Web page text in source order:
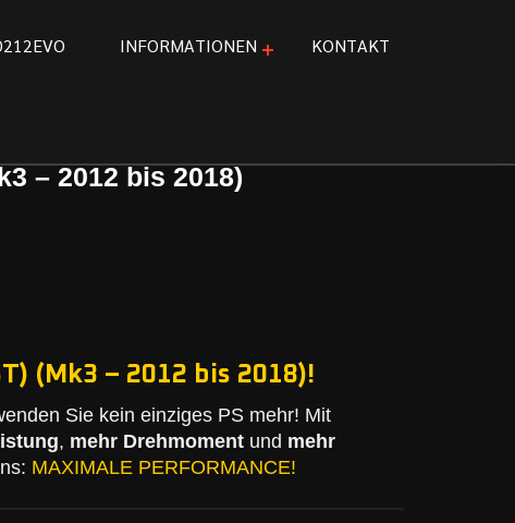
21 2EVO INFORMATIONEN KONTAKT
– 2012 bis 2018)
(Mk3 – 2012 bis 2018)!
Sie kein einziges PS mehr! Mit
, mehr Drehmoment und mehr
MAXIMALE PERFORMANCE!